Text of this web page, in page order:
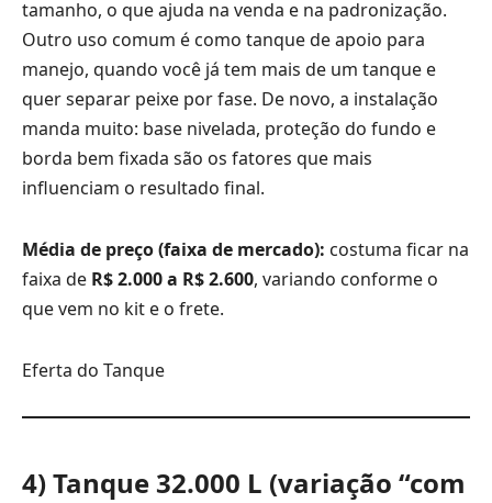
tamanho, o que ajuda na venda e na padronização.
Outro uso comum é como tanque de apoio para
manejo, quando você já tem mais de um tanque e
quer separar peixe por fase. De novo, a instalação
manda muito: base nivelada, proteção do fundo e
borda bem fixada são os fatores que mais
influenciam o resultado final.
Média de preço (faixa de mercado): costuma ficar na
faixa de R$ 2.000 a R$ 2.600, variando conforme o
que vem no kit e o frete.
Eferta do Tanque
4) Tanque 32.000 L (variação “com